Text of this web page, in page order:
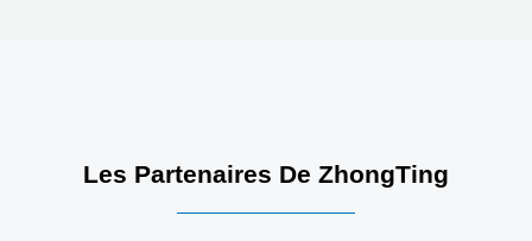
Les Partenaires De ZhongTing